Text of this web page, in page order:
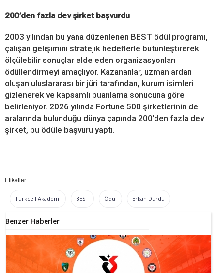
200’den fazla dev şirket başvurdu
2003 yılından bu yana düzenlenen BEST ödül programı,
çalışan gelişimini stratejik hedeflerle bütünleştirerek
ölçülebilir sonuçlar elde eden organizasyonları
ödüllendirmeyi amaçlıyor. Kazananlar, uzmanlardan
oluşan uluslararası bir jüri tarafından, kurum isimleri
gizlenerek ve kapsamlı puanlama sonucuna göre
belirleniyor. 2026 yılında Fortune 500 şirketlerinin de
aralarında bulunduğu dünya çapında 200’den fazla dev
şirket, bu ödüle başvuru yaptı.
Etiketler
Turkcell Akademi BEST Ödül Erkan Durdu
Benzer Haberler